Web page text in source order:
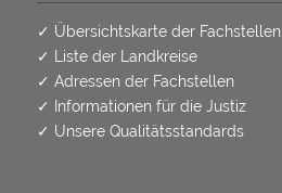
✓ Übersichtskarte der Fachstellen
✓ Liste der Landkreise
✓ Adressen der Fachstellen
✓
Informationen für die Justiz
✓ Unsere Qualitätsstandards